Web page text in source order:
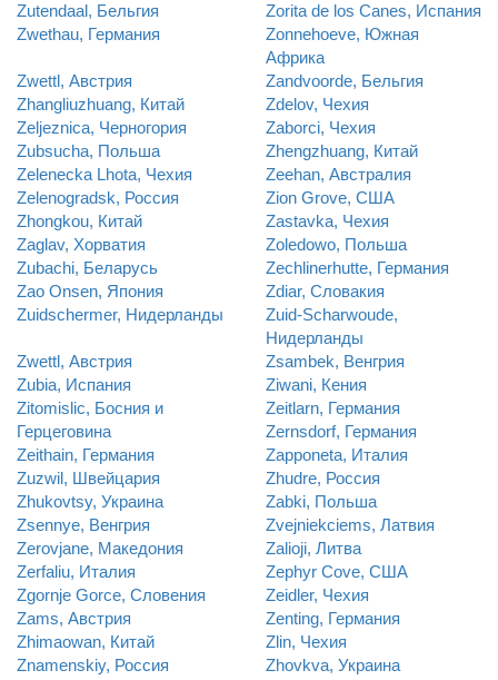
Zutendaal, Бельгия
Zorita de los Canes, Испания
Zwethau, Германия
Zonnehoeve, Южная
Африка
Zwettl, Австрия
Zandvoorde, Бельгия
Zhangliuzhuang, Китай
Zdelov, Чехия
Zeljeznica, Черногория
Zaborci, Чехия
Zubsucha, Польша
Zhengzhuang, Китай
Zelenecka Lhota, Чехия
Zeehan, Австралия
Zelenogradsk, Россия
Zion Grove, США
Zhongkou, Китай
Zastavka, Чехия
Zaglav, Хорватия
Zoledowo, Польша
Zubachi, Беларусь
Zechlinerhutte, Германия
Zao Onsen, Япония
Zdiar, Словакия
Zuidschermer, Нидерланды
Zuid-Scharwoude,
Нидерланды
Zwettl, Австрия
Zsambek, Венгрия
Zubia, Испания
Ziwani, Кения
Zitomislic, Босния и
Герцеговина
Zeitlarn, Германия
Zernsdorf, Германия
Zeithain, Германия
Zapponeta, Италия
Zuzwil, Швейцария
Zhudre, Россия
Zhukovtsy, Украина
Zabki, Польша
Zsennye, Венгрия
Zvejniekciems, Латвия
Zerovjane, Македония
Zalioji, Литва
Zerfaliu, Италия
Zephyr Cove, США
Zgornje Gorce, Словения
Zeidler, Чехия
Zams, Австрия
Zenting, Германия
Zhimaowan, Китай
Zlin, Чехия
Znamenskiy, Россия
Zhovkva, Украина